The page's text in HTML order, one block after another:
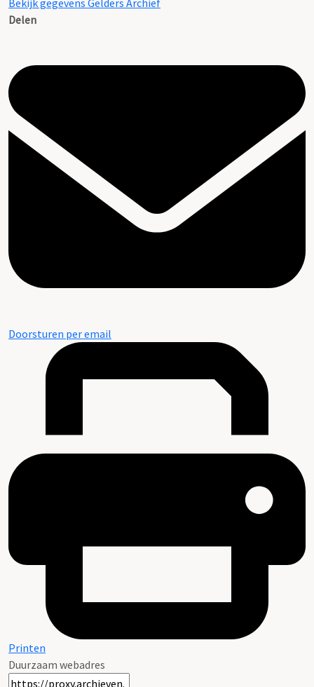
Bekijk gegevens Gelders Archief
Delen
Doorsturen per email
Printen
Duurzaam webadres